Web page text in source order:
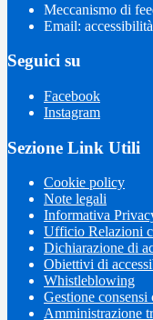
Meccanismo di
Email:
Seguici su
Facebook
Instagram
Sezione Link Utili
Cookie policy
Note legali
Informativa
Ufficio Relazioni
Dichiarazione di
Obiettivi di
Whistleblowing
Gestione consensi
Amministrazione